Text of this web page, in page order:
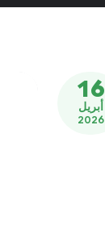
16
أبريل
2026